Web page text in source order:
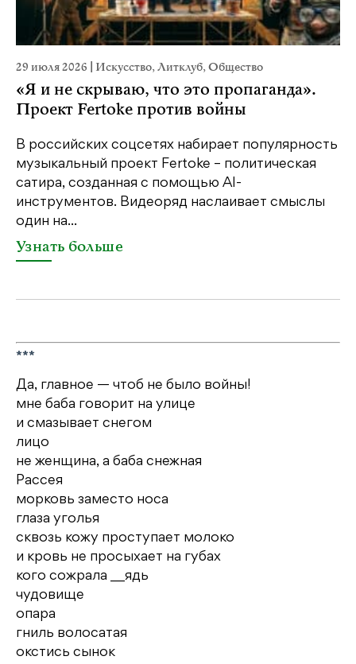
29 июля 2026 Искусство,Литклуб,Общество
«Я и не скрываю, что это пропаганда».
Проект Fertoke против войны
В российских соцсетях набирает популярность
музыкальный проект Fertoke – политическая
сатира, созданная с помощью AI-
инструментов. Видеоряд наслаивает смыслы
один на...
Узнать больше
***
Да, главное — чтоб не было войны!
мне баба говорит на улице
и смазывает снегом
лицо
не женщина, а баба снежная
Рассея
морковь заместо носа
глаза уголья
сквозь кожу проступает молоко
и кровь не просыхает на губах
кого сожрала __ядь
чудовище
опара
гниль волосатая
окстись сынок